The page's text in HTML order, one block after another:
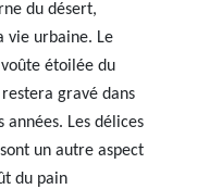
du désert,
vie urbaine. Le
étoilée du
gravé dans
Les délices
un autre aspect
du pain